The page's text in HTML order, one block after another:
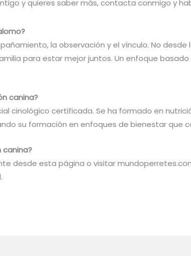
y quieres saber más, contacta conmigo y
la observación y el vínculo. No desde
para estar mejor juntos. Un enfoque
canina?
cinológico certificada. Se ha formado en
su formación en enfoques de bienestar que
canina?
desde esta página o visitar